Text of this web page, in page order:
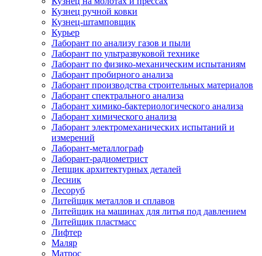
Кузнец ручной ковки
Кузнец-штамповщик
Курьер
Лаборант по анализу газов и пыли
Лаборант по ультразвуковой технике
Лаборант по физико-механическим испытаниям
Лаборант пробирного анализа
Лаборант производства строительных материалов
Лаборант спектрального анализа
Лаборант химико-бактериологического анализа
Лаборант химического анализа
Лаборант электромеханических испытаний и
измерений
Лаборант-металлограф
Лаборант-радиометрист
Лепщик архитектурных деталей
Лесник
Лесоруб
Литейщик металлов и сплавов
Литейщик на машинах для литья под давлением
Литейщик пластмасс
Лифтер
Маляр
Матрос